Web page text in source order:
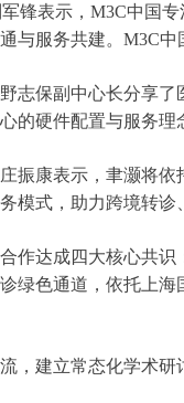
锋表示，M3C中国
与服务共建。M3C
志保副中心长分享
的硬件配置与服务
庄振康表示，聿灏将
模式，助力跨境转诊
作达成四大核心共识
绿色通道，依托上
，建立常态化学术